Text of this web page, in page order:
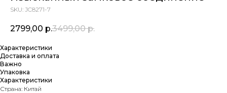
SKU: JC8271-7
2799,00 р.3499,00 р.
Характеристики
Доставка и оплата
Важно
Упаковка
Характеристики
Страна: Китай